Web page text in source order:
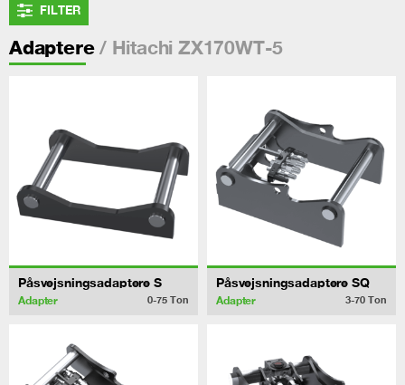
FILTER
Adaptere/ Hitachi ZX170WT-5
Påsvejsningsadaptere S
Adapter 0-75 Ton
Påsvejsningsadaptere SQ
Adapter 3-70 Ton